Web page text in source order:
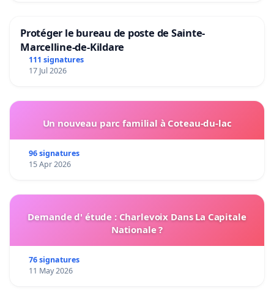
Protéger le bureau de poste de Sainte-
Marcelline-de-Kildare
111 signatures
17 Jul 2026
Un nouveau parc familial à Coteau-du-lac
96 signatures
15 Apr 2026
Demande d' étude : Charlevoix Dans La Capitale
Nationale ?
76 signatures
11 May 2026